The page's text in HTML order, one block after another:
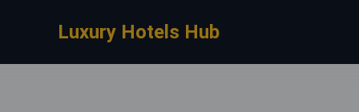
Luxury Hotels Hub